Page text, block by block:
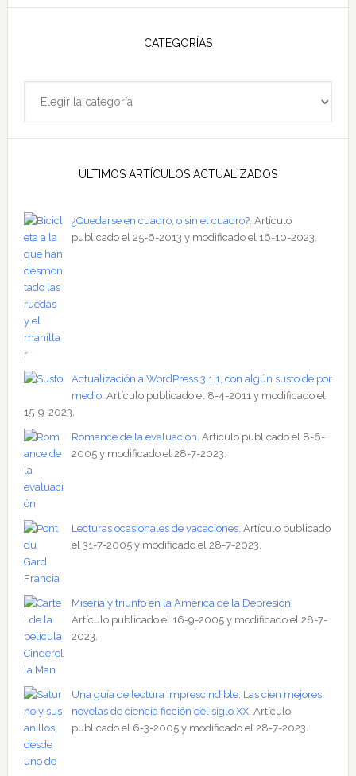
CATEGORÍAS
ÚLTIMOS ARTÍCULOS ACTUALIZADOS
¿Quedarse en cuadro, o sin el cuadro?. Artículo
publicado el 25-6-2013 y modificado el 16-10-2023.
Actualización a WordPress 3.1.1, con algún susto de por
medio. Artículo publicado el 8-4-2011 y modificado el
15-9-2023.
Romance de la evaluación . Artículo publicado el 8-6-
2005 y modificado el 28-7-2023.
Lecturas ocasionales de vacaciones. Artículo publicado
el 31-7-2005 y modificado el 28-7-2023.
Miseria y triunfo en la América de la Depresión
Artículo publicado el 16-9-2005 y modificado el 28-7-
2023.
Una guía de lectura imprescindible: Las cien mejores
novelas de ciencia ficción del siglo XX. Artículo
publicado el 6-3-2005 y modificado el 28-7-2023.